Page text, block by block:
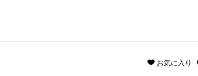
お気に入り